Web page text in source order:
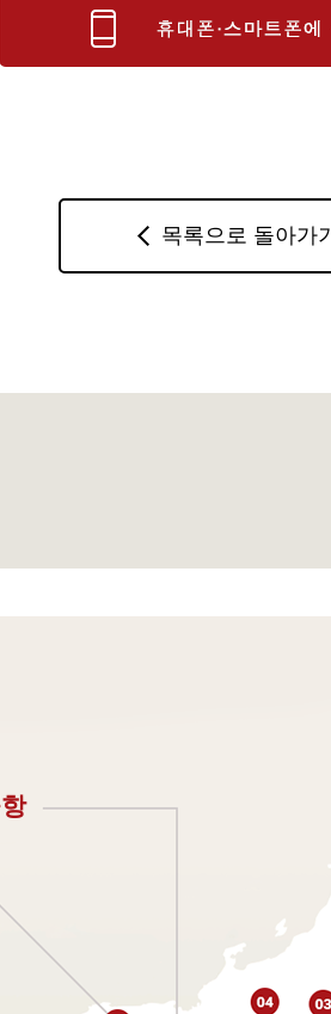
목록으로 돌아가기